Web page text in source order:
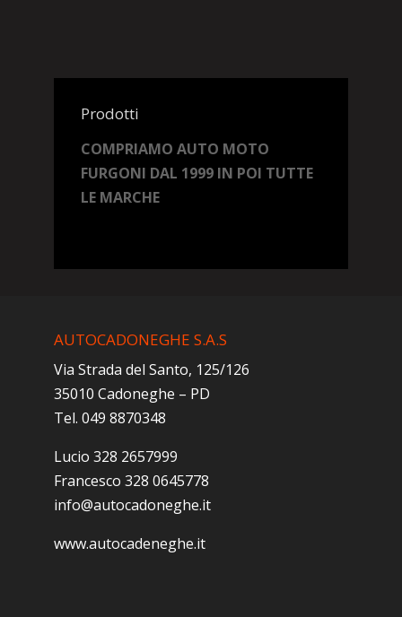
Prodotti
COMPRIAMO AUTO MOTO
FURGONI DAL 1999 IN POI TUTTE
LE MARCHE
AUTOCADONEGHE S.A.S
Via Strada del Santo, 125/126
35010 Cadoneghe – PD
Tel. 049 8870348
Lucio 328 2657999
Francesco 328 0645778
info@autocadoneghe.it
www.autocadeneghe.it